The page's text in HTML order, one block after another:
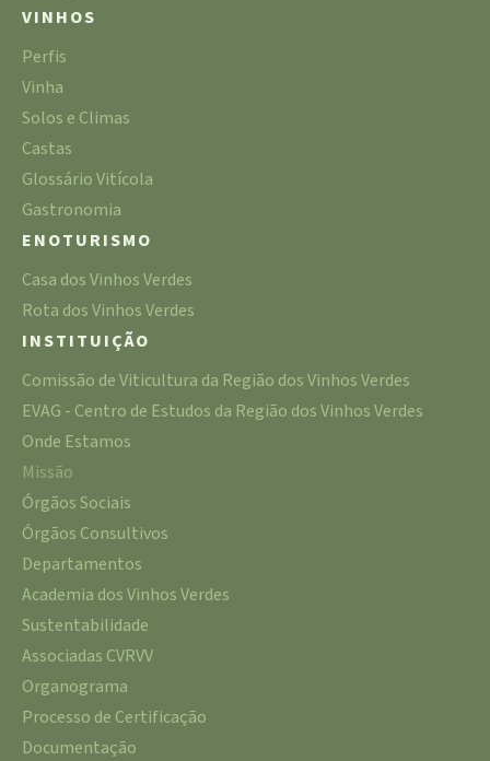
VINHOS
Perfis
Vinha
Solos e Climas
Castas
Glossário Vitícola
Gastronomia
ENOTURISMO
Casa dos Vinhos Verdes
Rota dos Vinhos Verdes
INSTITUIÇÃO
Comissão de Viticultura da Região dos Vinhos Verdes
EVAG - Centro de Estudos da Região dos Vinhos Verdes
Onde Estamos
Missão
Órgãos Sociais
Órgãos Consultivos
Departamentos
Academia dos Vinhos Verdes
Sustentabilidade
Associadas CVRVV
Organograma
Processo de Certificação
Documentação